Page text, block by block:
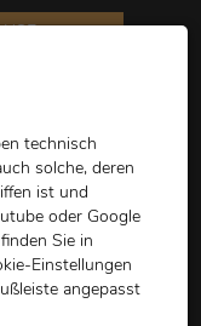
CLUB
technisch
solche, deren
ist und
oder Google
Sie in
Einstellungen
angepasst